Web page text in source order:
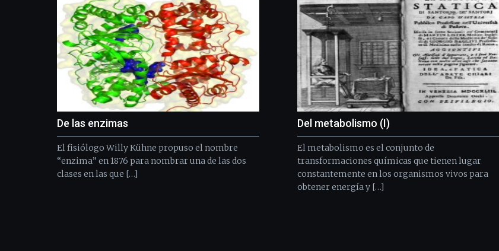
De las enzimas
El fisiólogo Willy Kühne propuso el nombre
“enzima” en 1876 para nombrar una de las dos
clases en las que […]
Del metabolismo (I)
El metabolismo es el conjunto de
transformaciones químicas que tienen lugar
constantemente en los organismos vivos para
obtener energía y […]